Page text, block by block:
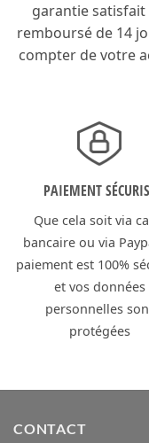
garantie satisfait
remboursé de 14
compter de votre
PAIEMENT
Que cela soit via
bancaire ou via
paiement est 100%
et vos données
personnelles
protégées
CONTACT